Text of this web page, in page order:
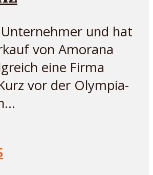
und hat
von Amorana
eine Firma
vor der Olympia-